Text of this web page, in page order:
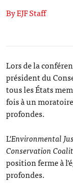
By EJF Staff
Lors de la
président du
tous les États
fois à un
profondes.
L'Environmental
Conservation
position ferme à
profondes.